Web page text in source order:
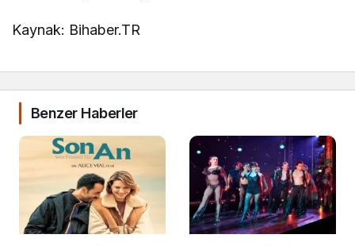
Kaynak: Bihaber.TR
Benzer Haberler